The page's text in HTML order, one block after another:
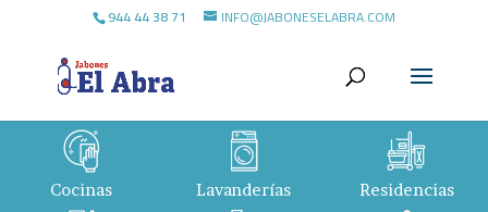
944 44 38 71 INFO@JABONESELABRA.COM
Cocinas Lavanderías Residencias